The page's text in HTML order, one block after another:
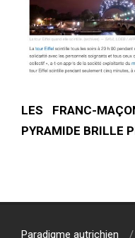
LES FRANC-
PYRAMIDE BRILLE
Paradigme autrichien